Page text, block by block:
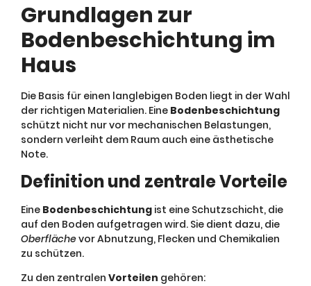
Grundlagen zur
Bodenbeschichtung im
Haus
Die Basis für einen langlebigen Boden liegt in der Wahl
der richtigen Materialien. Eine Bodenbeschichtung
schützt nicht nur vor mechanischen Belastungen,
sondern verleiht dem Raum auch eine ästhetische
Note.
Definition und zentrale Vorteile
Eine Bodenbeschichtung ist eine Schutzschicht, die
auf den Boden aufgetragen wird. Sie dient dazu, die
Oberflächevor Abnutzung, Flecken und Chemikalien
zu schützen.
Zu den zentralen Vorteilen gehören: